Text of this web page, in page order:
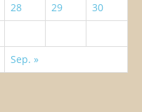
28 29
30
Sep. »